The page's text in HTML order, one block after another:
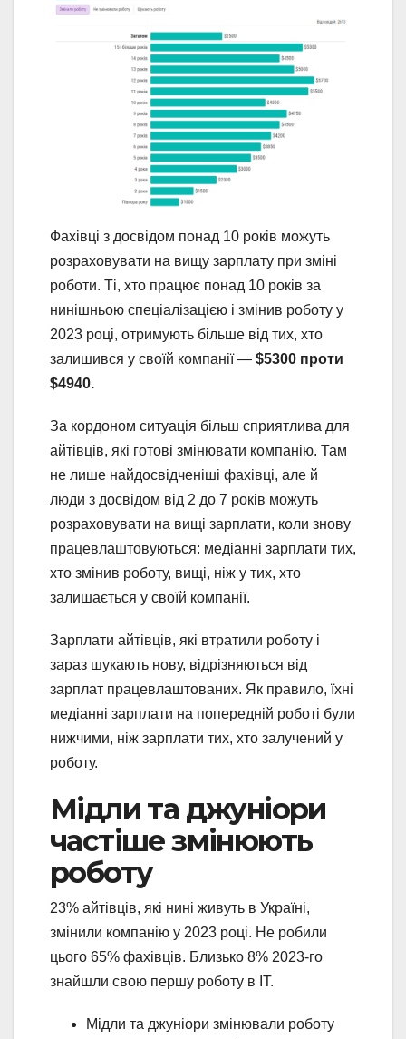
Фахівці з досвідом понад 10 років можуть
розраховувати на вищу зарплату при зміні
роботи. Ті, хто працює понад 10 років за
нинішньою спеціалізацією і змінив роботу у
2023 році, отримують більше від тих, хто
залишився у своїй компанії — $5300 проти
$4940.
За кордоном ситуація більш сприятлива для
айтівців, які готові змінювати компанію. Там
не лише найдосвідченіші фахівці, але й
люди з досвідом від 2 до 7 років можуть
розраховувати на вищі зарплати, коли знову
працевлаштовуються: медіанні зарплати тих,
хто змінив роботу, вищі, ніж у тих, хто
залишається у своїй компанії.
Зарплати айтівців, які втратили роботу і
зараз шукають нову, відрізняються від
зарплат працевлаштованих. Як правило, їхні
медіанні зарплати на попередній роботі були
нижчими, ніж зарплати тих, хто залучений у
роботу.
Мідли та джуніори
частіше змінюють
роботу
23% айтівців, які нині живуть в Україні,
змінили компанію у 2023 році. Не робили
цього 65% фахівців. Близько 8% 2023-го
знайшли свою першу роботу в ІТ.
Мідли та джуніори змінювали роботу